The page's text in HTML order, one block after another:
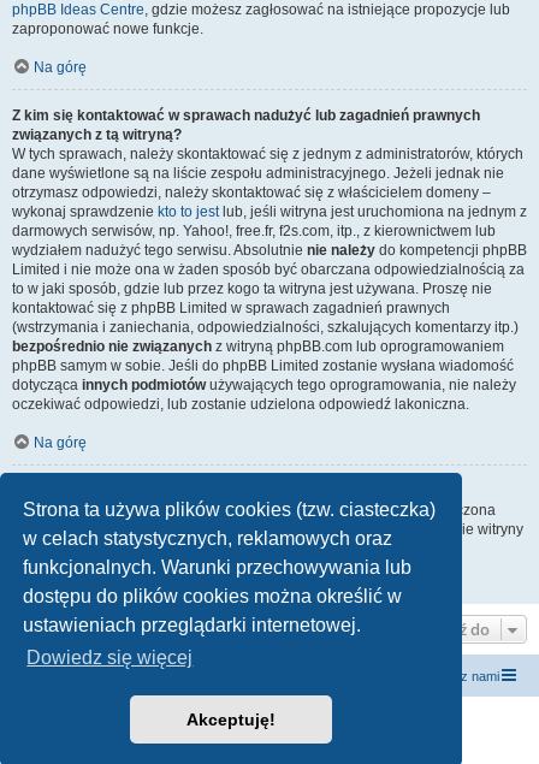
Strona ta używa plików cookies (tzw. ciasteczka)
w celach statystycznych, reklamowych oraz
funkcjonalnych. Warunki przechowywania lub
dostępu do plików cookies można określić w
ustawieniach przeglądarki internetowej.
Dowiedz się więcej
Akceptuję!
phpBB Ideas Centre, gdzie możesz zagłosować na istniejące propozycje lub
zaproponować nowe funkcje.
Na górę
Z kim się kontaktować w sprawach nadużyć lub zagadnień prawnych
związanych z tą witryną?
W tych sprawach, należy skontaktować się z jednym z administratorów, których
dane wyświetlone są na liście zespołu administracyjnego. Jeżeli jednak nie
otrzymasz odpowiedzi, należy skontaktować się z właścicielem domeny –
wykonaj sprawdzenie kto to jestlub, jeśli witryna jest uruchomiona na jednym z
darmowych serwisów, np. Yahoo!, free.fr, f2s.com, itp., z kierownictwem lub
wydziałem nadużyć tego serwisu. Absolutnie nie należy do kompetencji phpBB
Limited i nie może ona w żaden sposób być obarczana odpowiedzialnością za
to w jaki sposób, gdzie lub przez kogo ta witryna jest używana. Proszę nie
kontaktować się z phpBB Limited w sprawach zagadnień prawnych
(wstrzymania i zaniechania, odpowiedzialności, szkalujących komentarzy itp.)
bezpośrednio nie związanych z witryną phpBB.com lub oprogramowaniem
phpBB samym w sobie. Jeśli do phpBB Limited zostanie wysłana wiadomość
dotycząca innych podmiotówużywających tego oprogramowania, nie należy
oczekiwać odpowiedzi, lub zostanie udzielona odpowiedź lakoniczna.
Na górę
Wszyscy użytkownicy witryny mogą używać – jeśli funkcja ta jest włączona
przez administratora witryny – formularza „Kontakt z nami”. Członkowie witryny
mogą także używać odnośnika „Zespół administracyjny”.
Na górę
Przejdź do
Kontakt z nami
Technologię dostarczaphpBB® Forum Software © phpBB Limited
Polski pakiet językowy dostarcza